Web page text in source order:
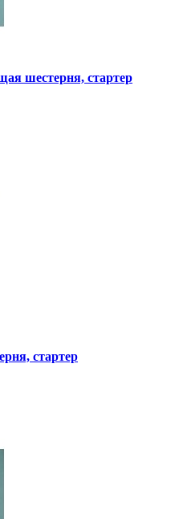
шестерня, стартер
стартер